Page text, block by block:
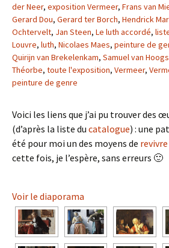
der Neer, exposition Vermeer, Frans van
Gerard Dou, Gerard ter Borch, Hendrick
Ochtervelt, Jan Steen, Le luth accordé,
Louvre, luth, Nicolaes Maes, peinture de
Quirijn van Brekelenkam, Samuel van
Théorbe, toute l'exposition, Vermeer,
peinture de genre
Voici les liens que j’ai pu trouver des
(d’après la liste du catalogue) : une
été pour moi un des moyens de
cette fois, je l’espère, sans erreurs 🙂
Voir le diaporama